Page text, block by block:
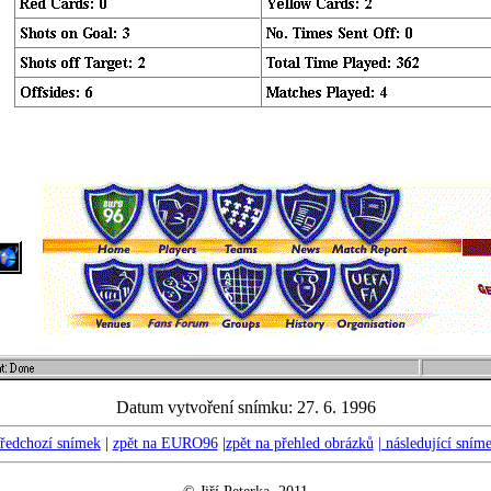
Datum vytvoření snímku: 27. 6. 1996
snímek| zpět na EURO96| zpět na přehled obrázků | následující